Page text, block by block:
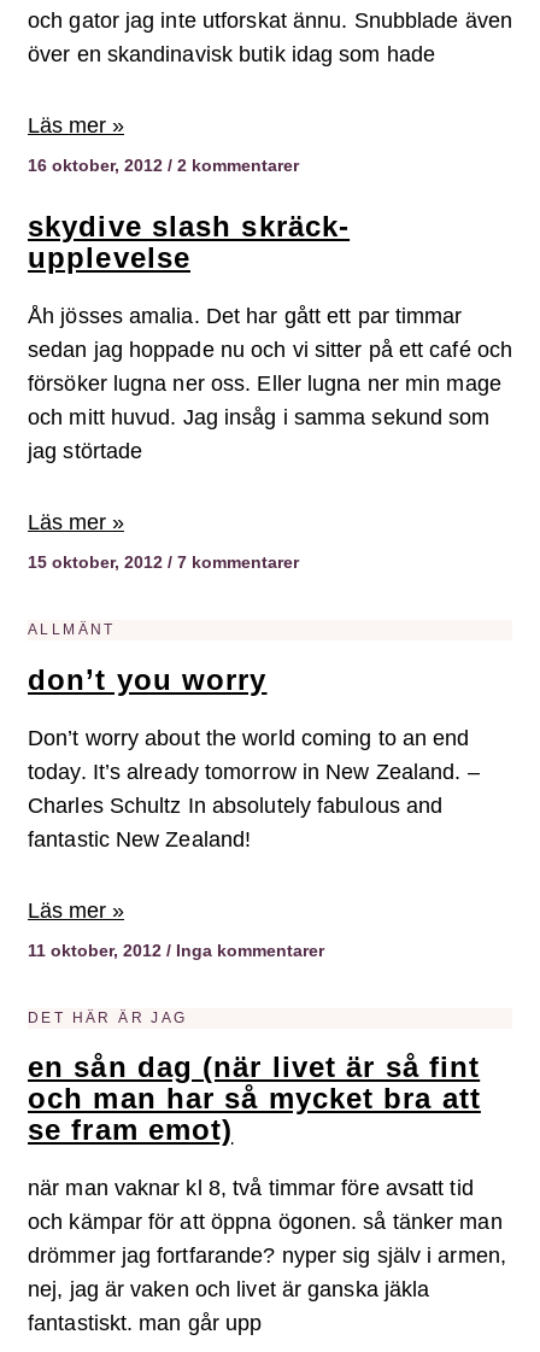
och gator jag inte utforskat ännu. Snubblade även
över en skandinavisk butik idag som hade
Läs mer »
16 oktober, 2012 2 kommentarer
skydive slash skräck-
upplevelse
Åh jösses amalia. Det har gått ett par timmar
sedan jag hoppade nu och vi sitter på ett café och
försöker lugna ner oss. Eller lugna ner min mage
och mitt huvud. Jag insåg i samma sekund som
jag störtade
Läs mer »
15 oktober, 2012 7 kommentarer
ALLMÄNT
don’t you worry
Don’t worry about the world coming to an end
today. It’s already tomorrow in New Zealand. –
Charles Schultz In absolutely fabulous and
fantastic New Zealand!
Läs mer »
11 oktober, 2012 Inga kommentarer
DET HÄR ÄR JAG
en sån dag (när livet är så fint
och man har så mycket bra att
se fram emot)
när man vaknar kl 8, två timmar före avsatt tid
och kämpar för att öppna ögonen. så tänker man
drömmer jag fortfarande? nyper sig själv i armen,
nej, jag är vaken och livet är ganska jäkla
fantastiskt. man går upp